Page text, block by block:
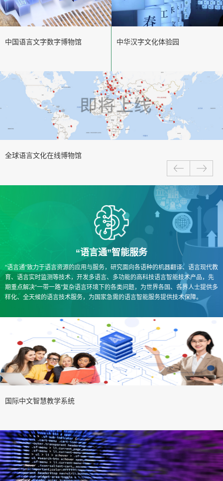
中国语言文字数字博物馆 中华汉字文化体验园
全球语言文化在线博物馆
“语言通”智能服务
“语言通”致力于语言资源的应用与服务，研究面向各语种的机器翻译、语言现代教
育、语言实时监测等技术，开发多语言、多功能的高科技语言智能技术产品，先
期重点解决“一带一路”复杂语言环境下的各类问题，为世界各国、各界人士提供多
样化、全天候的语言技术服务，为国家急需的语言智能服务提供技术保障。
国际中文智慧教学系统